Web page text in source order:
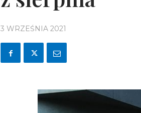
3 WRZEŚNIA 2021